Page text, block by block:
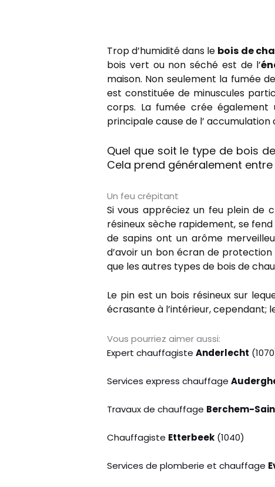
Trop d’humidité dans le bois de
bois vert ou non séché est de l’
maison. Non seulement la fumée
est constituée de minuscules
corps. La fumée crée
principale cause de l’ accumulation
Quel que soit le type de bois
Cela prend généralement
Un feu crépitant
Si vous appréciez un feu plein de
résineux sèche rapidement, se
de sapins ont un arôme
d’avoir un bon écran de
que les autres types de bois de
Le pin est un bois résineux sur
écrasante à l’intérieur, cependant;
Vous pourriez aimer aussi:
Expert chauffagisteAnderlecht
Services express chauffage
Travaux de chauffage Berchem-
Chauffagiste Etterbeek (1040)
Services de plomberie et chauffage